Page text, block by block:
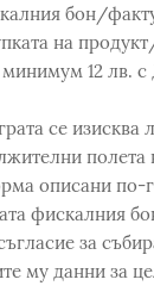
бон/
на
минимум 12 лв.
се изисква
полета
описани по-
фискалния
за
му данни за